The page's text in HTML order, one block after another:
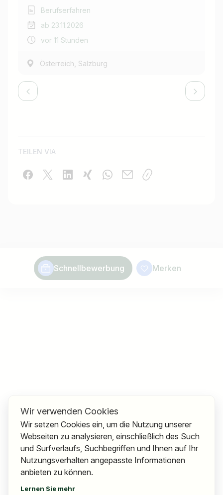
Berufserfahren
ab 23.11.2026
vor 11 Stunden
Österreich, Salzburg
TEILEN VIA
Schnellbewerbung Merken
Wir verwenden Cookies
Wir setzen Cookies ein, um die Nutzung unserer
Webseiten zu analysieren, einschließlich des Such
und Surfverlaufs, Suchbegriffen und Ihnen auf Ihr
Nutzungsverhalten angepasste Informationen
anbieten zu können.
Lernen Sie mehr